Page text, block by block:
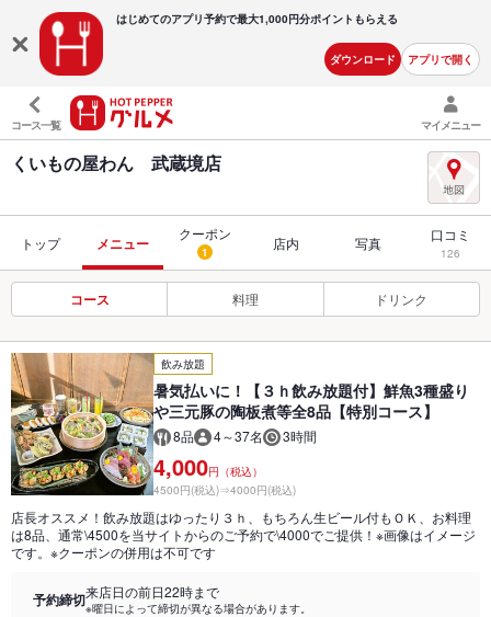
はじめてのアプリ予約で最大1,000円分ポイントもらえる
ダウンロード アプリで開く
コース一覧 マイメニュー
くいもの屋わん 武蔵境店
トップ メニュー
クーポン
1 店内 写真 口コミ
126
コース 料理 ドリンク
飲み放題
暑気払いに！【３ｈ飲み放題付】鮮魚3種盛り
や三元豚の陶板煮等全8品【特別コース】
8品 4～37名 3時間
4,000円（税込）
4500円(税込)⇒4000円(税込)
店長オススメ！飲み放題はゆったり３ｈ、もちろん生ビール付もＯＫ、お料理
は8品、通常\4500を当サイトからのご予約で\4000でご提供！※画像はイメージ
です。※クーポンの併用は不可です
予約締切来店日の前日22時まで
※曜日によって締切が異なる場合があります。